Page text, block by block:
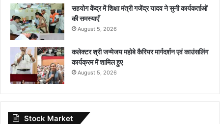
सहयोग केंद्र में शिक्षा मंत्री गजेंद्र यादव ने सुनी कार्यकर्ताओं
की समस्याएँ
August 5, 2026
कलेक्टर श्री जन्मेजय महोबे कैरियर मार्गदर्शन एवं काउंसलिंग
कार्यक्रम में शामिल हुए
August 5, 2026
Stock Market